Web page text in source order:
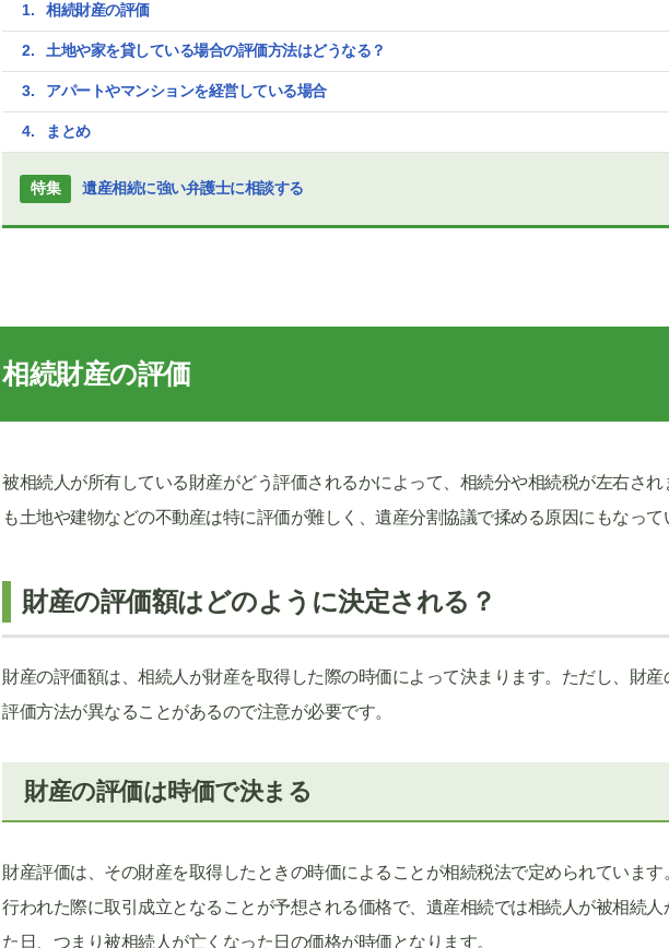
相続財産の評価
土地や家を貸している場合の評価方法はどうなる？
アパートやマンションを経営している場合
まとめ
特集 遺産相続に強い弁護士に相談する
相続財産の評価
被相続人が所有している財産がどう評価されるかによって、相続分や相続税が左右され
も土地や建物などの不動産は特に評価が難しく、遺産分割協議で揉める原因にもなって
財産の評価額はどのように決定される？
財産の評価額は、相続人が財産を取得した際の時価によって決まります。ただし、財産
評価方法が異なることがあるので注意が必要です。
財産の評価は時価で決まる
財産評価は、その財産を取得したときの時価によることが相続税法で定められていま
行われた際に取引成立となることが予想される価格で、遺産相続では相続人が被相続人
た日、つまり被相続人が亡くなった日の価格が時価となります。